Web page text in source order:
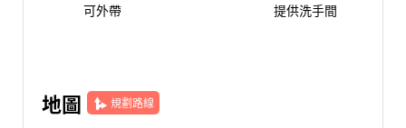
可外帶 提供洗手間
地圖 規劃路線